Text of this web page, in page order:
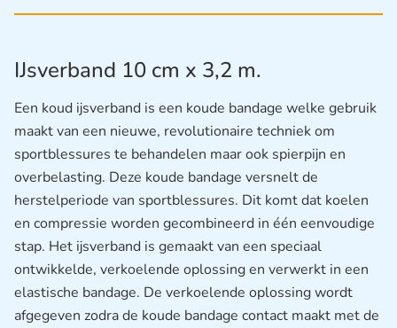
IJsverband 10 cm x 3,2 m.
Een koud ijsverband is een koude bandage welke gebruik
maakt van een nieuwe, revolutionaire techniek om
sportblessures te behandelen maar ook spierpijn en
overbelasting. Deze koude bandage versnelt de
herstelperiode van sportblessures. Dit komt dat koelen
en compressie worden gecombineerd in één eenvoudige
stap. Het ijsverband is gemaakt van een speciaal
ontwikkelde, verkoelende oplossing en verwerkt in een
elastische bandage. De verkoelende oplossing wordt
afgegeven zodra de koude bandage contact maakt met de